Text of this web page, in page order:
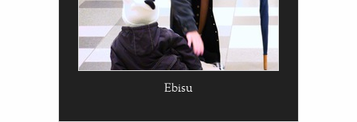
Ebisu